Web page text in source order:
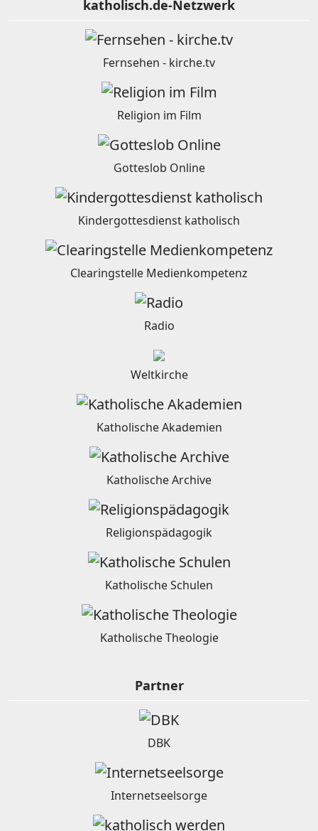
katholisch.de-Netzwerk
Fernsehen - kirche.tv
Religion im Film
Gotteslob Online
Kindergottesdienst katholisch
Clearingstelle Medienkompetenz
Radio
Weltkirche
Katholische Akademien
Katholische Archive
Religionspädagogik
Katholische Schulen
Katholische Theologie
Partner
DBK
Internetseelsorge